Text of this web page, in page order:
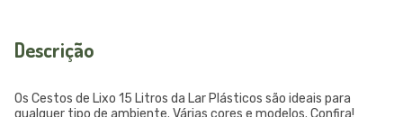
Descrição
Os Cestos de Lixo 15 Litros da Lar Plásticos são ideais para
qualquer tipo de ambiente. Várias cores e modelos. Confira!